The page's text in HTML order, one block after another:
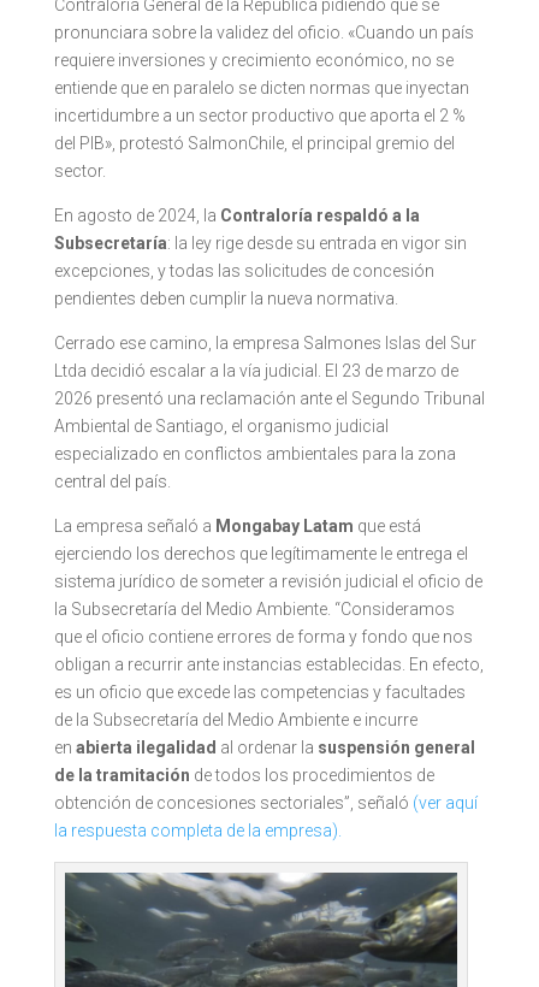
Contraloría General de la República pidiendo que se
pronunciara sobre la validez del oficio. «Cuando un país
requiere inversiones y crecimiento económico, no se
entiende que en paralelo se dicten normas que inyectan
incertidumbre a un sector productivo que aporta el 2 %
del PIB», protestó SalmonChile, el principal gremio del
sector.
En agosto de 2024, la Contraloría respaldó a la
Subsecretaría: la ley rige desde su entrada en vigor sin
excepciones, y todas las solicitudes de concesión
pendientes deben cumplir la nueva normativa.
Cerrado ese camino, la empresa Salmones Islas del Sur
Ltda decidió escalar a la vía judicial. El 23 de marzo de
2026 presentó una reclamación ante el Segundo Tribunal
Ambiental de Santiago, el organismo judicial
especializado en conflictos ambientales para la zona
central del país.
La empresa señaló a Mongabay Latam que está
ejerciendo los derechos que legítimamente le entrega el
sistema jurídico de someter a revisión judicial el oficio de
la Subsecretaría del Medio Ambiente. “Consideramos
que el oficio contiene errores de forma y fondo que nos
obligan a recurrir ante instancias establecidas. En efecto,
es un oficio que excede las competencias y facultades
de la Subsecretaría del Medio Ambiente e incurre
en abierta ilegalidad al ordenar la suspensión general
de la tramitación de todos los procedimientos de
obtención de concesiones sectoriales”, señaló (ver aquí
la respuesta completa de la empresa).